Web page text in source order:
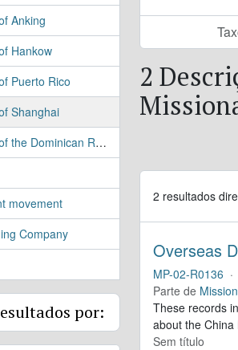
Anking
Hankow
Puerto Rico
Shanghai
Missionary District of the Dominican Republic
movement
Company
por:
2
2 resultados
Overseas
MP-02-R0136 ·
Parte de
These records
about the China
Sem título